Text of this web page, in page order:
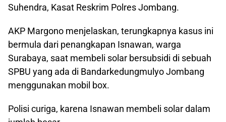
Suhendra, Kasat Reskrim Polres Jombang.
AKP Margono menjelaskan, terungkapnya kasus ini
bermula dari penangkapan Isnawan, warga
Surabaya, saat membeli solar bersubsidi di sebuah
SPBU yang ada di Bandarkedungmulyo Jombang
menggunakan mobil box.
Polisi curiga, karena Isnawan membeli solar dalam